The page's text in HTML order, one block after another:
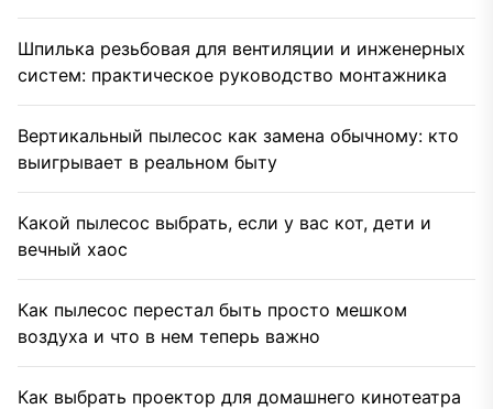
Шпилька резьбовая для вентиляции и инженерных
систем: практическое руководство монтажника
Вертикальный пылесос как замена обычному: кто
выигрывает в реальном быту
Какой пылесос выбрать, если у вас кот, дети и
вечный хаос
Как пылесос перестал быть просто мешком
воздуха и что в нем теперь важно
Как выбрать проектор для домашнего кинотеатра